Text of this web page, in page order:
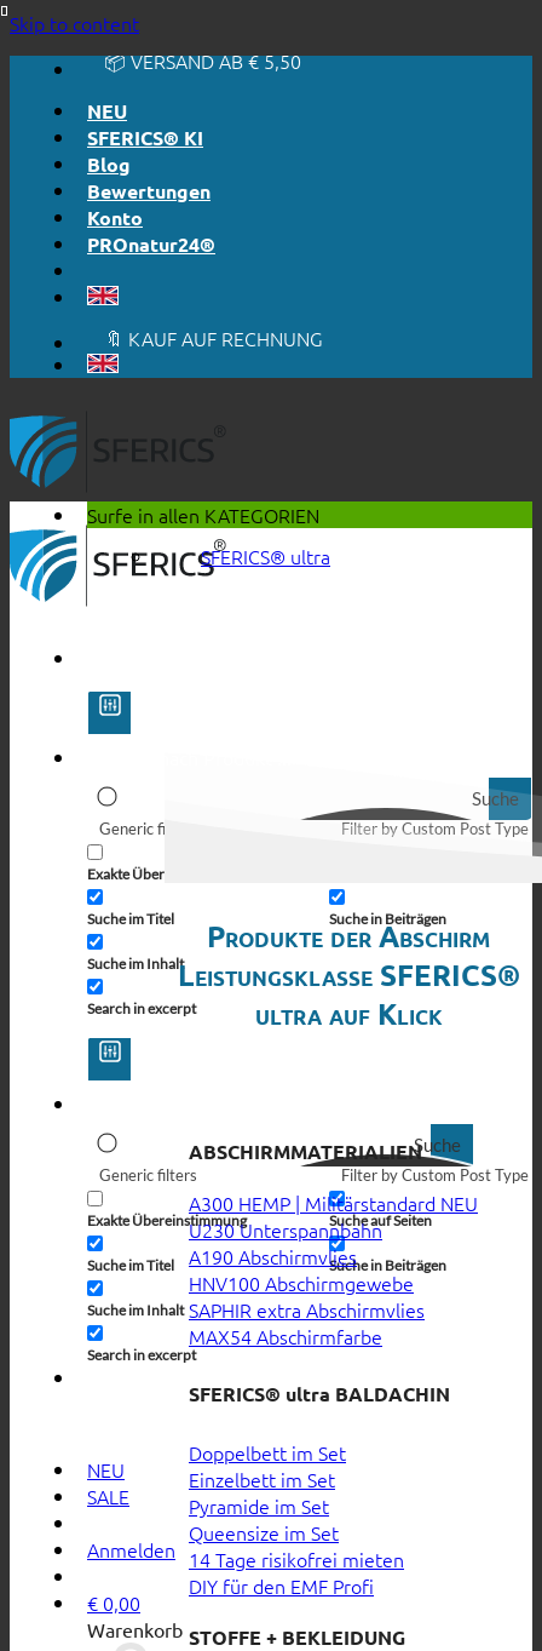
Skip to content🔆 EHRLICH. TRANSPARENT.
📦 VERSAND AB € 5,50
NEU
SFERICS® KI
Blog
Bewertungen
Konto
PROnatur24®
🔆 EINFACH. FUNKTIONIERT.
🔆 EHRLICH. TRANSPARENT.
📦 VERSAND AB € 5,50
Suche
Generic filters
Exakte Übereinstimmung
Suche im Titel
Suche im Inhalt
Search in excerpt
Filter by Custom Post Type
Suche in Beiträgen
Suche
Generic filters
Exakte Übereinstimmung
Suche im Titel
Suche im Inhalt
Search in excerpt
Filter by Custom Post Type
Suche auf Seiten
Suche in Beiträgen
NEU
SALE
Anmelden
€ 0,00
Warenkorb
Surfe in allen KATEGORIEN
SFERICS® ultra
Produkte der Abschirm
Leistungsklasse SFERICS®
ultra auf Klick
ABSCHIRMMATERIALIEN
A300 HEMP | Militärstandard
U230 Unterspannbahn
A190 Abschirmvlies
HNV100 Abschirmgewebe
SAPHIR extra Abschirmvlies
MAX54 Abschirmfarbe
SFERICS® ultra BALDACHIN
Doppelbett im Set
Einzelbett im Set
Pyramide im Set
Queensize im Set
14 Tage risikofrei mieten
DIY für den EMF Profi
STOFFE + BEKLEIDUNG